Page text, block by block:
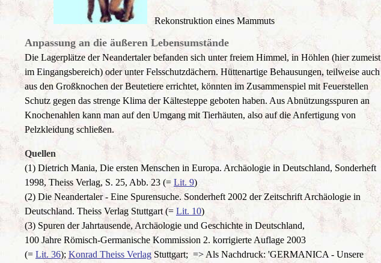
Rekonstruktion eines Mammuts
Anpassung an die äußeren Lebensumstände
Die Lagerplätze der Neandertaler befanden sich unter freiem Himmel, in Höhlen (hier zumeist
im Eingangsbereich) oder unter Felsschutzdächern. Hüttenartige Behausungen, teilweise auch
aus den Großknochen der Beutetiere errichtet, könnten im Zusammenspiel mit Feuerstellen
Schutz gegen das strenge Klima der Kältesteppe geboten haben. Aus Abnützungsspuren an
Knochenahlen kann man auf den Umgang mit Tierhäuten, also auf die Anfertigung von
Pelzkleidung schließen.
Quellen
(1) Dietrich Mania, Die ersten Menschen in Europa. Archäologie in Deutschland, Sonderheft
1998, Theiss Verlag, S. 25, Abb. 23 (= Lit. 9)
(2) Die Neandertaler - Eine Spurensuche. Sonderheft 2002 der Zeitschrift Archäologie in
Deutschland. Theiss Verlag Stuttgart (= Lit. 10)
(3) Spuren der Jahrtausende, Archäologie und Geschichte in Deutschland,
100 Jahre Römisch-Germanische Kommission 2. korrigierte Auflage 2003
(= Lit. 36); Konrad Theiss Verlag Stuttgart; => Als Nachdruck: 'GERMANICA - Unsere